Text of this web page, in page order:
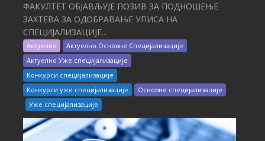
ФАКУЛТЕТ ОБЈАВЉУЈЕ ПОЗИВ ЗА ПОДНОШЕЊЕ
ЗАХТЕВА ЗА ОДОБРАВАЊЕ УПИСА НА
СПЕЦИЈАЛИЗАЦИЈЕ...
Актуелно
Актуелно Основне Специјализације
Актуелно Уже специјализације
Конкурси специјализације
Конкурси уже специјализације
Основне специјализације
Уже специјализације